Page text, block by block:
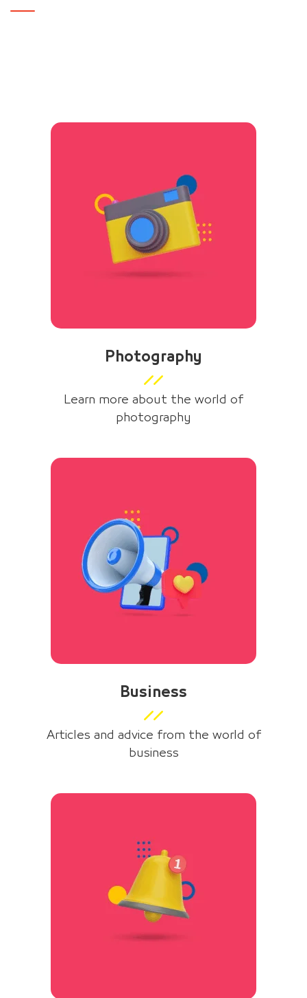
Photography
Learn more about the world of
photography
Business
Articles and advice from the world of
business